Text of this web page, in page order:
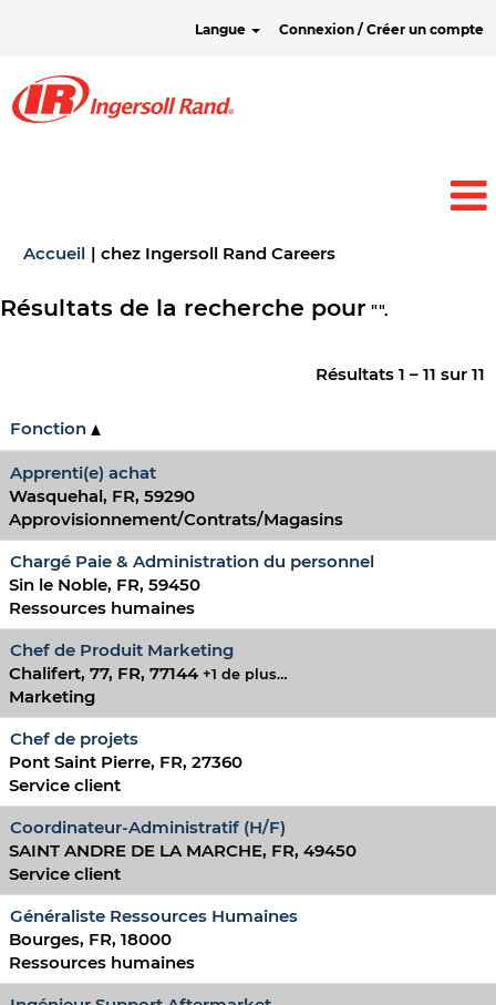
Langue Connexion / Créer un compte
Accueil | chez Ingersoll Rand Careers(page
Résultats de la recherche pour "".
Résultats 1 – 11 sur 11
Fonction
Apprenti(e) achat
Wasquehal, FR, 59290
Approvisionnement/Contrats/Magasins
Chargé Paie & Administration du personnel
Sin le Noble, FR, 59450
Ressources humaines
Chef de Produit Marketing
Chalifert, 77, FR, 77144 +1 de plus…
Marketing
Chef de projets
Pont Saint Pierre, FR, 27360
Service client
Coordinateur-Administratif (H/F)
SAINT ANDRE DE LA MARCHE, FR, 49450
Service client
Généraliste Ressources Humaines
Bourges, FR, 18000
Ressources humaines